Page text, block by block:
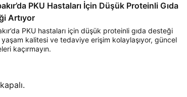
PKU Hastaları İçin Düşük Proteinli Gıda
Artıyor
PKU hastaları için düşük proteinli gıda desteği
yaşam kalitesi ve tedaviye erişim kolaylaşıyor, güncel
kaçırmayın.